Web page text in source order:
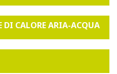
DI CALORE ARIA-ACQUA